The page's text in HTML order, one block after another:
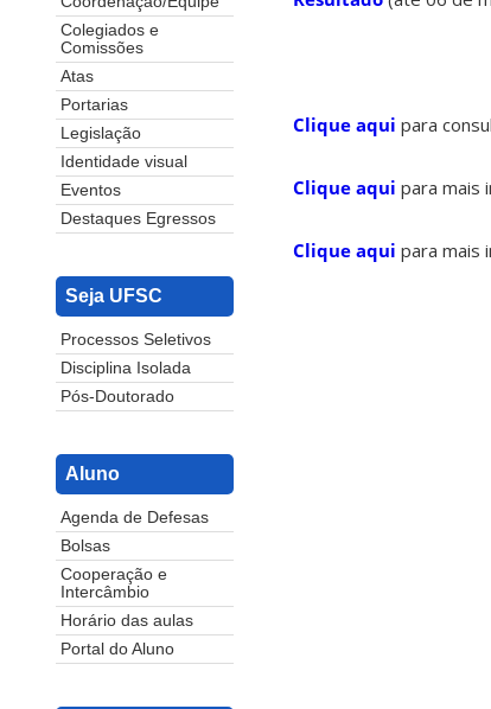
Colegiados e
Comissões
Atas
Portarias
Legislação
Identidade visual
Eventos
Destaques Egressos
Seja UFSC
Processos Seletivos
Disciplina Isolada
Pós-Doutorado
Aluno
Agenda de Defesas
Bolsas
Cooperação e
Intercâmbio
Horário das aulas
Portal do Aluno
Clique aqui para
Clique aqui para mais
Clique aqui para mais